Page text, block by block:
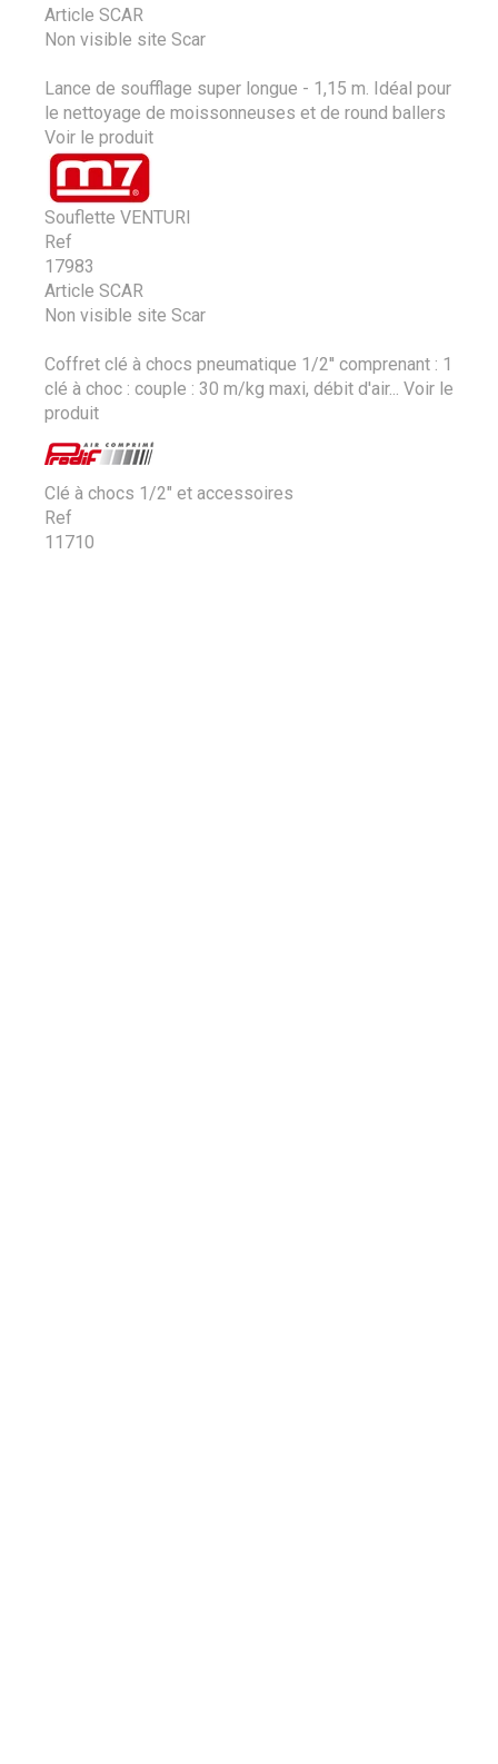
Article SCAR
Non visible site Scar
Lance de soufflage super longue - 1,15 m. Idéal pour
le nettoyage de moissonneuses et de round ballers
Voir le produit
Souflette VENTURI
Ref
17983
Article SCAR
Non visible site Scar
Coffret clé à chocs pneumatique 1/2'' comprenant : 1
clé à choc : couple : 30 m/kg maxi, débit d'air...
Voir le
produit
Clé à chocs 1/2" et accessoires
Ref
11710